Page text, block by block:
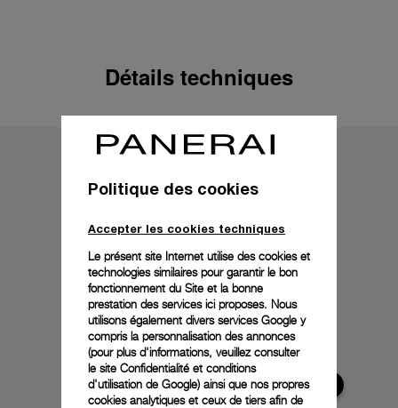
Détails techniques
Politique des cookies
Accepter les cookies techniques
Le présent site Internet utilise des cookies et
technologies similaires pour garantir le bon
fonctionnement du Site et la bonne
prestation des services ici proposes. Nous
utilisons également divers services Google y
compris la personnalisation des annonces
(pour plus d'informations, veuillez consulter
le site Confidentialité et conditions
d'utilisation de Google) ainsi que nos propres
cookies analytiques et ceux de tiers afin de